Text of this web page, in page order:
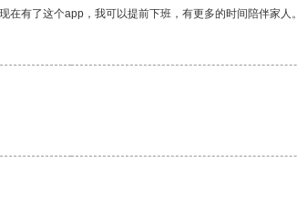
有了这个app，我可以提前下班，有更多的时间陪伴家人。